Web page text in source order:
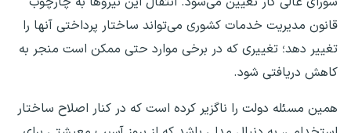
قانون مدیریت خدمات کشوری می‌تواند ساختار پرداختی آنها را
تغییر دهد؛ تغییری که در برخی موارد حتی ممکن است منجر به
کاهش دریافتی شود.
همین مسئله دولت را ناگزیر کرده است که در کنار اصلاح ساختار